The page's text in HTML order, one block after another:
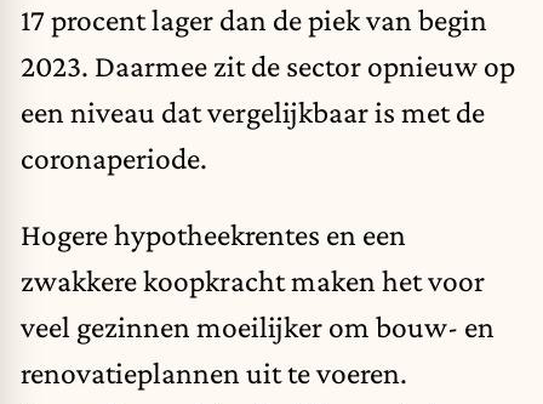
17 procent lager dan de piek van begin
2023. Daarmee zit de sector opnieuw op
een niveau dat vergelijkbaar is met de
coronaperiode.
Hogere hypotheekrentes en een
zwakkere koopkracht maken het voor
veel gezinnen moeilijker om bouw- en
renovatieplannen uit te voeren.